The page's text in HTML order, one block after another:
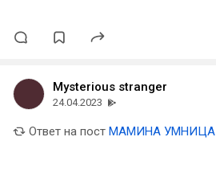
Mysterious stranger
24.04.2023
Ответ на пост МАМИНА УМНИЦА